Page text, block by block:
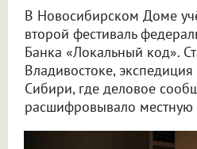
В Новосибирском Доме
второй фестиваль
Банка «Локальный код».
Владивостоке,
Сибири, где деловое
расшифровывало местную